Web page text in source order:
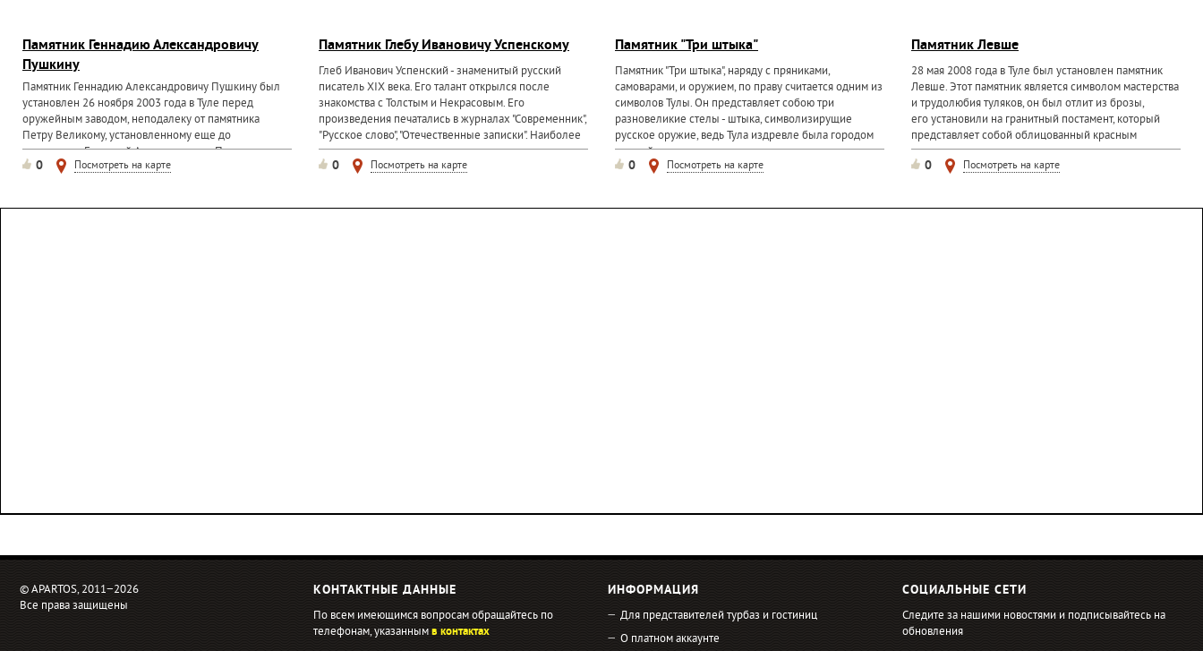
Памятник Геннадию Александровичу
Пушкину
Памятник Геннадию Александровичу Пушкину был
установлен 26 ноября 2003 года в Туле перед
оружейным заводом, неподалеку от памятника
Петру Великому, установленному еще до
революции. Геннадий Александрович Пушкин -
легендарный мастер-оружейник...
0 Посмотреть на карте
Памятник Глебу Ивановичу Успенскому
Глеб Иванович Успенский - знаменитый русский
писатель XIX века. Его талант открылся после
знакомства с Толстым и Некрасовым. Его
произведения печатались в журналах "Современник",
"Русское слово", "Отечественные записки". Наиболее
известные...
0 Посмотреть на карте
Памятник "Три штыка"
Памятник "Три штыка", наряду с пряниками,
самоварами, и оружием, по праву считается одним из
символов Тулы. Он представляет собою три
разновеликие стелы - штыка, символизирущие
русское оружие, ведь Тула издревле была городом
оружейников, и тульское...
0 Посмотреть на карте
Памятник Левше
28 мая 2008 года в Туле был установлен памятник
Левше. Этот памятник является символом мастерства
и трудолюбия туляков, он был отлит из брозы,
его установили на гранитный постамент, который
представляет собой облицованный красным
гранитом...
0 Посмотреть на карте
© APARTOS, 2011−2026
Все права защищены
КОНТАКТНЫЕ ДАННЫЕ
По всем имеющимся вопросам обращайтесь по
телефонам, указаннымв контактах
ИНФОРМАЦИЯ
Для представителей турбаз и гостиниц
О платном аккаунте
СОЦИАЛЬНЫЕ СЕТИ
Следите за нашими новостями и подписывайтесь на
обновления